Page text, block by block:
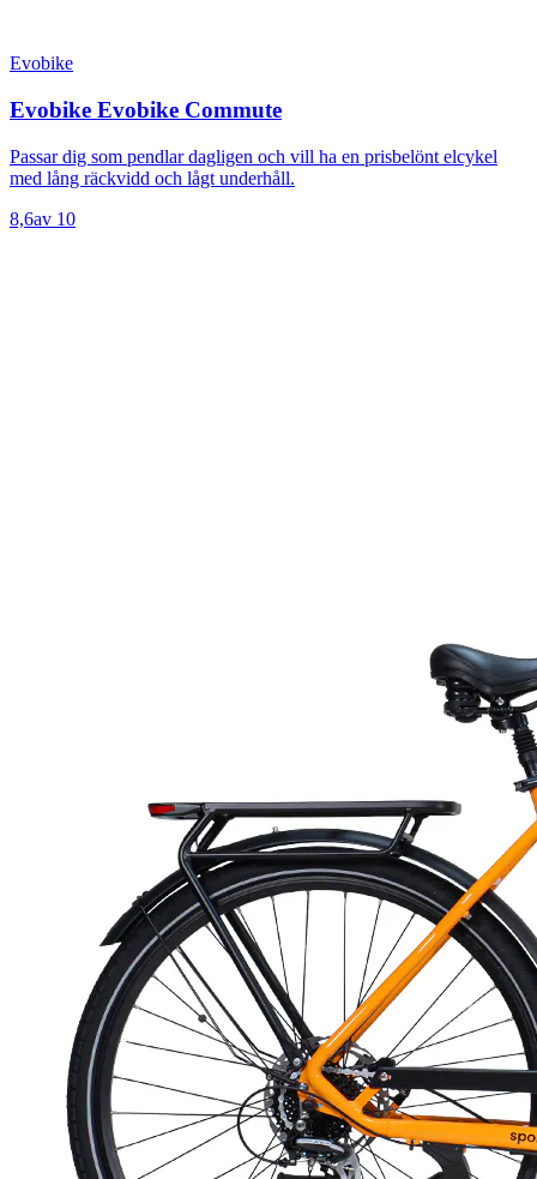
Evobike
Evobike Evobike Commute
Passar dig som pendlar dagligen och vill ha en prisbelönt elcykel
med lång räckvidd och lågt underhåll.
8,6av 10